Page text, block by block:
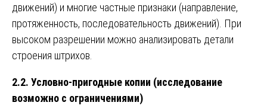
движений) и многие частные признаки (направление,
протяженность, последовательность движений). При
высоком разрешении можно анализировать детали
строения штрихов.
2.2. Условно-пригодные копии (исследование
возможно с ограничениями)